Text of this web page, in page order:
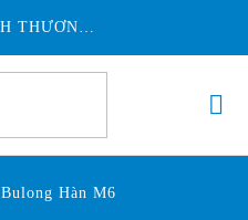
CÔNG TY TNHH KINH DOANH THƯƠNG MẠI ĐỨC HUY INTECH
Bulong Hàn M6